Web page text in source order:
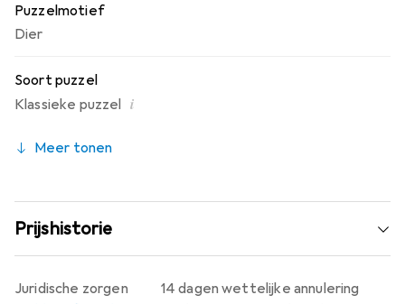
Puzzelmotief
Dier
Soort puzzel
Klassieke puzzel i
Meer tonen
Prijshistorie
14 dagen wettelijke annulering
Juridische zorgen